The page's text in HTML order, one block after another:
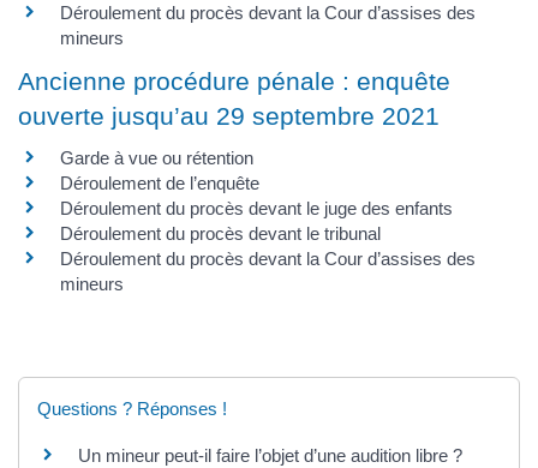
Déroulement du procès devant la Cour d’assises des
mineurs
Ancienne procédure pénale : enquête
ouverte jusqu’au 29 septembre 2021
Garde à vue ou rétention
Déroulement de l’enquête
Déroulement du procès devant le juge des enfants
Déroulement du procès devant le tribunal
Déroulement du procès devant la Cour d’assises des
mineurs
Questions ? Réponses !
Un mineur peut-il faire l’objet d’une audition libre ?